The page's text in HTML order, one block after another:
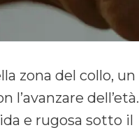
zona del collo, un
dell’età.
e rugosa sotto il